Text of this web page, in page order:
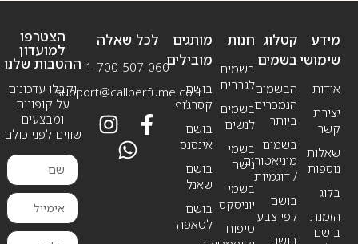
מידע
שימושי
אודות
יצירת
קשר
שאלות
נוספות
בלוג
הזמנת
בושם
חנות
בשמים
לגברים
בשמים
לנשים
בשמי
נישה
בשמי
יוניסקס
טיפוח
קטלוג
בשמים
הבשמים
הנמכרים
ביותר
בשמים
מיניאטורים
/ דוגמיות
בושם
לפי צבע
בושם
מותגים
מובילים
בושם
קסרג’וף
בושם
אינסנס
בושם
שאנל
בושם
לטאפה
לכל שאלה
1-700-507-060
support@callperfume.co.il
הצטרפו
למועדון
ההטבות שלנו
וקבלו עדכונים
על קופונים
ומבצעים
שווים לפני כולם